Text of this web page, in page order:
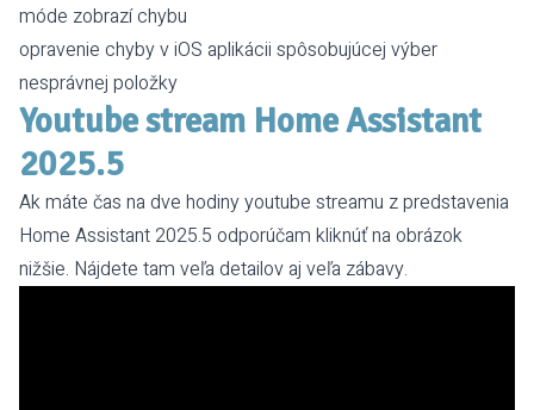
móde zobrazí chybu
opravenie chyby v iOS aplikácii spôsobujúcej výber
nesprávnej položky
Youtube stream Home Assistant
2025.5
Ak máte čas na dve hodiny youtube streamu z predstavenia
Home Assistant 2025.5 odporúčam kliknúť na obrázok
nižšie. Nájdete tam veľa detailov aj veľa zábavy.